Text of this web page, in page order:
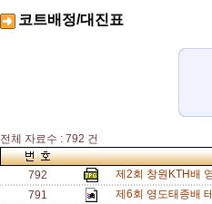
코트배정/대진표
전체 자료수 : 792 건
792
제2회 창원KTH배
791
제6회 영도태종배